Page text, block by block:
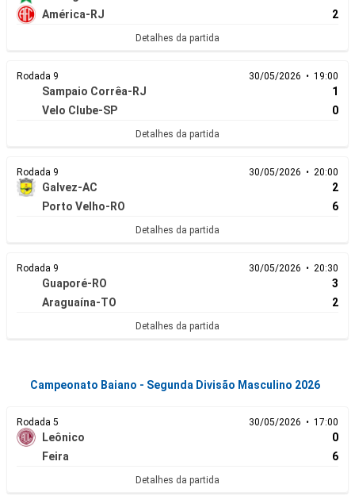
América-RJ
2
Detalhes da partida
Rodada 9 30/05/2026 • 19:00
Sampaio Corrêa-RJ
1
Velo Clube-SP
0
Detalhes da partida
Rodada 9 30/05/2026 • 20:00
Galvez-AC
2
Porto Velho-RO
6
Detalhes da partida
Rodada 9 30/05/2026 • 20:30
Guaporé-RO
3
Araguaína-TO
2
Detalhes da partida
Campeonato Baiano - Segunda Divisão Masculino 2026
Rodada 5 30/05/2026 • 17:00
Leônico
0
Feira
6
Detalhes da partida